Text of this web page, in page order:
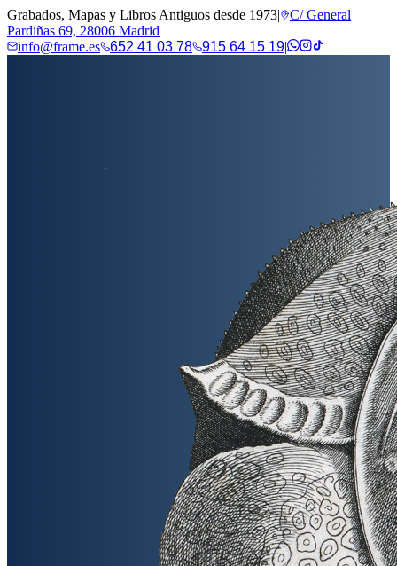
Grabados, Mapas y Libros Antiguos desde 1973|
C/ General
Pardiñas 69, 28006 Madrid
info@frame.es
652 41 03 78 915 64 15 19|